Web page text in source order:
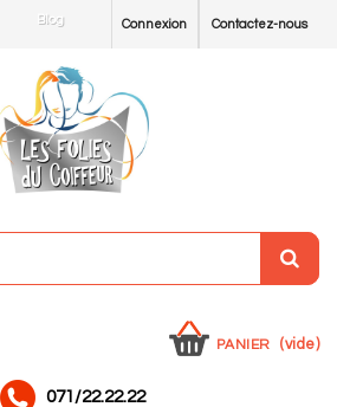
Contactez-nous
Connexion
Blog
PANIER (vide)
071/22.22.22